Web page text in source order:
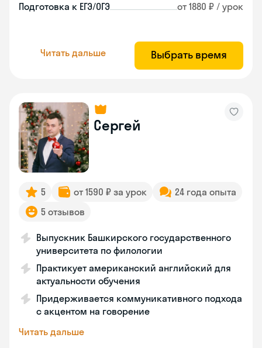
Подготовка к ЕГЭ/ОГЭ от 1880 ₽ / урок
Читать дальше Выбрать время
Сергей
5 от 1590 ₽ за урок
24 года опыта
5 отзывов
Выпускник Башкирского государственного
университета по филологии
Практикует американский английский для
актуальности обучения
Придерживается коммуникативного подхода
с акцентом на говорение
Читать дальше